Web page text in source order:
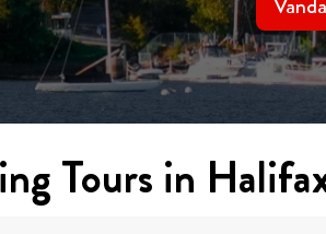
Tours in